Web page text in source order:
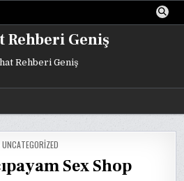
Rehberi Geniş
Rehberi Geniş
POSTED
IN
UNCATEGORIZED
Sex Shop